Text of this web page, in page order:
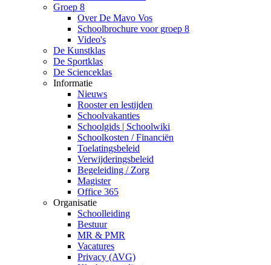
Groep 8
Over De Mavo Vos
Schoolbrochure voor groep 8
Video's
De Kunstklas
De Sportklas
De Scienceklas
Informatie
Nieuws
Rooster en lestijden
Schoolvakanties
Schoolgids | Schoolwiki
Schoolkosten / Financiën
Toelatingsbeleid
Verwijderingsbeleid
Begeleiding / Zorg
Magister
Office 365
Organisatie
Schoolleiding
Bestuur
MR & PMR
Vacatures
Privacy (AVG)